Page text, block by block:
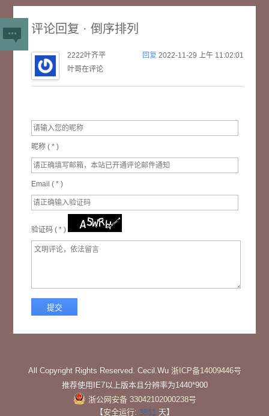
评论回复 · 倒序排列
回复 2022-11-29 上午 11:02:01
2222叶齐平
叶哥在评论
昵称 (*)
Email (*)
验证码 (*)
All Copyright Rights Reserved. Cecil.Wu 浙ICP备14009446号
推荐使用IE7以上版本且分辨率为1440*900
浙公网安备 33042102000238号
【安全运行: 3861 天】